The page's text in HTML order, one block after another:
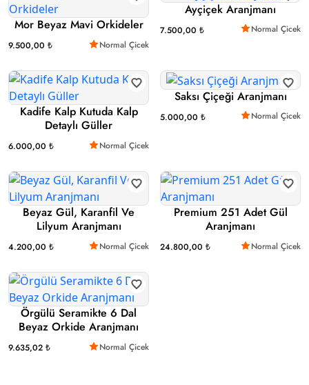
Mor Beyaz Mavi Orkideler
9.500,00 ₺ Normal Çicek
Ayçiçek Aranjmanı
7.500,00 ₺ Normal Çicek
Kadife Kalp Kutuda Kalp
Detaylı Güller
6.000,00 ₺ Normal Çicek
Saksı Çiçeği Aranjmanı
5.000,00 ₺ Normal Çicek
Beyaz Gül, Karanfil Ve
Lilyum Aranjmanı
4.200,00 ₺ Normal Çicek
Premium 251 Adet Gül
Aranjmanı
24.800,00 ₺ Normal Çicek
Örgülü Seramikte 6 Dal
Beyaz Orkide Aranjmanı
9.635,02 ₺ Normal Çicek